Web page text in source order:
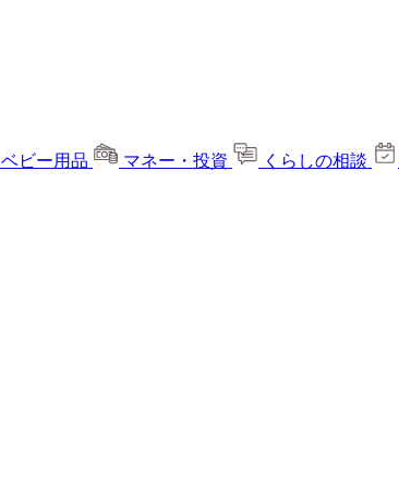
ベビー用品 マネー・投資 くらしの相談